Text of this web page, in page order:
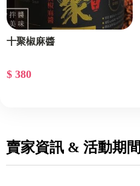
十聚椒麻醬
$ 380
賣家資訊 & 活動期間